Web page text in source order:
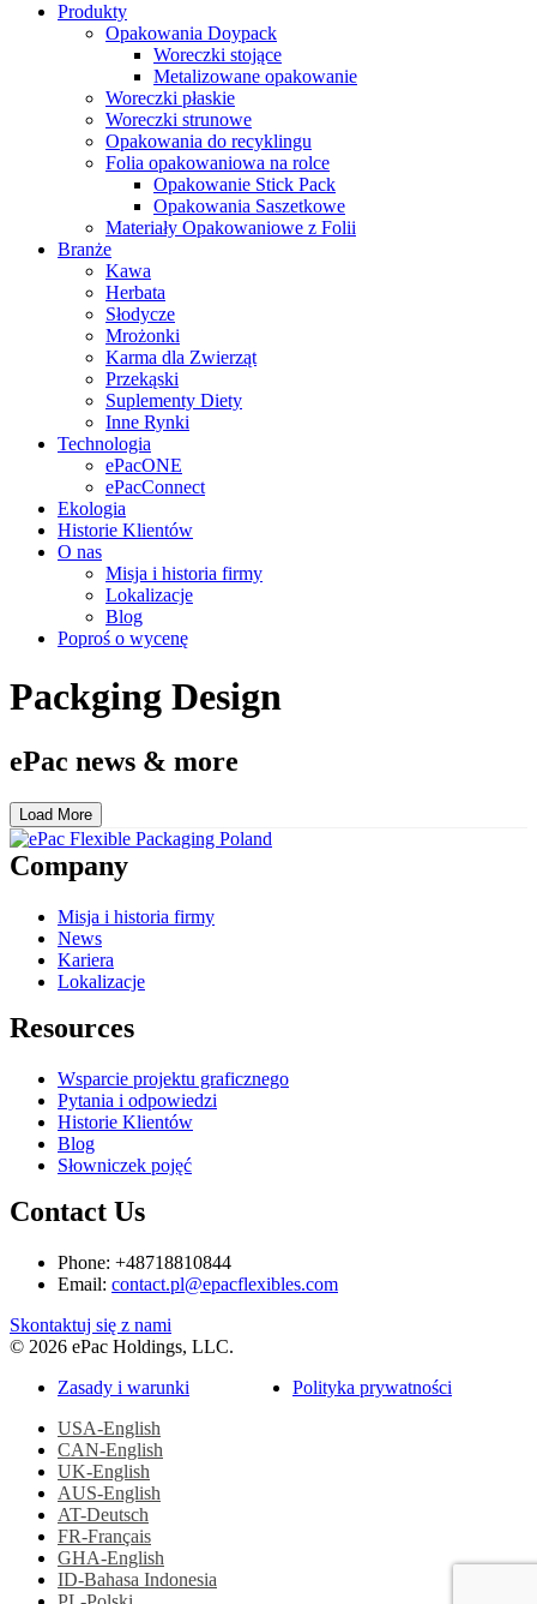
Produkty
Opakowania Doypack
Woreczki stojące
Metalizowane opakowanie
Woreczki płaskie
Woreczki strunowe
Opakowania do recyklingu
Folia opakowaniowa na rolce
Opakowanie Stick Pack
Opakowania Saszetkowe
Materiały Opakowaniowe z Folii
Branże
Kawa
Herbata
Słodycze
Mrożonki
Karma dla Zwierząt
Przekąski
Suplementy Diety
Inne Rynki
Technologia
ePacONE
ePacConnect
Ekologia
Historie Klientów
O nas
Misja i historia firmy
Lokalizacje
Blog
Poproś o wycenę
Packging Design
ePac news & more
Load More
Company
Misja i historia firmy
News
Kariera
Lokalizacje
Resources
Wsparcie projektu graficznego
Pytania i odpowiedzi
Historie Klientów
Blog
Słowniczek pojęć
Contact Us
Phone: +48718810844
Email: contact.pl@epacflexibles.com
facebook
youtube
linkedin
instagram
Skontaktuj się z nami
© 2026 ePac Holdings, LLC.
Zasady i warunki
Polityka prywatności
USA-English
CAN-English
UK-English
AUS-English
AT-Deutsch
FR-Français
GHA-English
ID-Bahasa Indonesia